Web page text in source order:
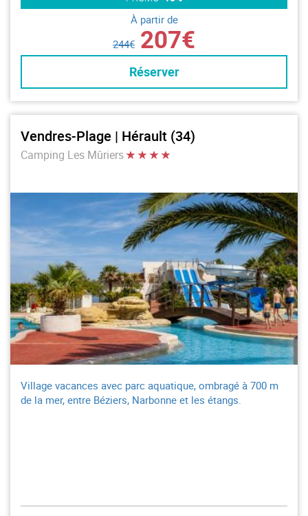
À partir de
244€ 207€
Réserver
Vendres-Plage | Hérault (34)
Camping Les Mûriers
Village vacances avec parc aquatique, ombragé à 700 m
de la mer, entre Béziers, Narbonne et les étangs.